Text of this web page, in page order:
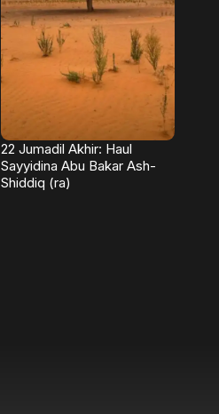
22 Jumadil Akhir: Haul
Sayyidina Abu Bakar Ash-
Shiddiq (ra)